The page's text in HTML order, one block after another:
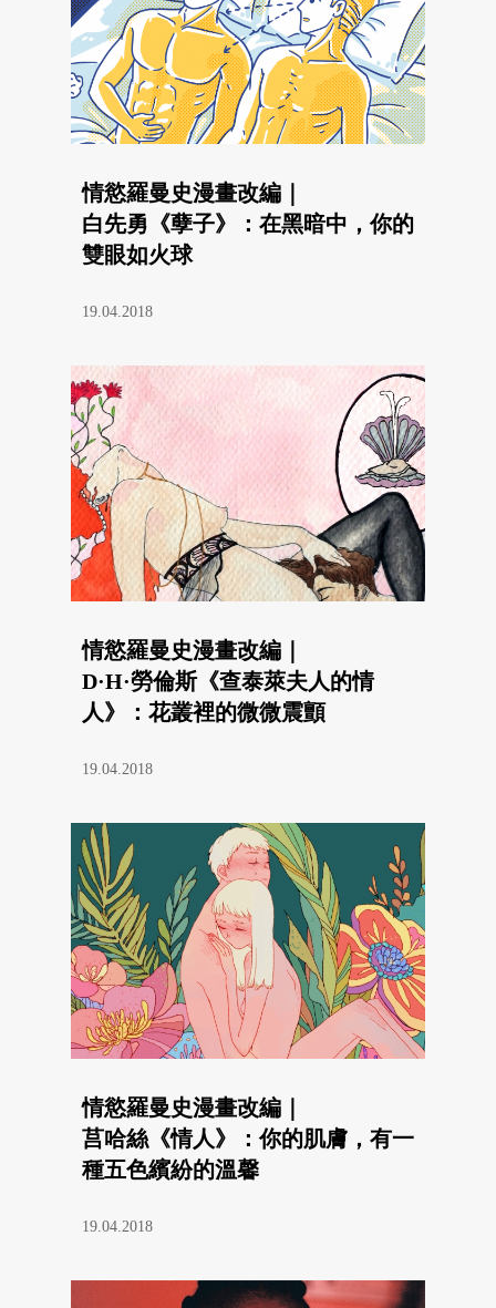
情慾羅曼史漫畫改編｜
白先勇《孽子》：在黑暗中，你的
雙眼如火球
19.04.2018
情慾羅曼史漫畫改編｜
D·H·勞倫斯《查泰萊夫人的情
人》：花叢裡的微微震顫
19.04.2018
情慾羅曼史漫畫改編｜
莒哈絲《情人》：你的肌膚，有一
種五色繽紛的溫馨
19.04.2018